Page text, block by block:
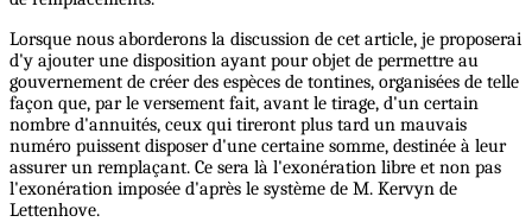
Lorsque nous aborderons la discussion de cet article, je proposerai
d'y ajouter une disposition ayant pour objet de permettre au
gouvernement de créer des espèces de tontines, organisées de telle
façon que, par le versement fait, avant le tirage, d'un certain
nombre d'annuités, ceux qui tireront plus tard un mauvais
numéro puissent disposer d'une certaine somme, destinée à leur
assurer un remplaçant. Ce sera là l'exonération libre et non pas
l'exonération imposée d'après le système de M. Kervyn de
Lettenhove.